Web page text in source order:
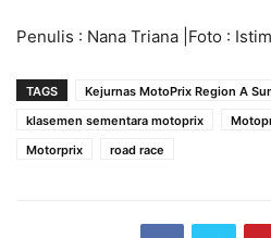
Penulis : Nana Triana |Foto :
TAGS
Kejurnas MotoPrix Region A
klasemen sementara motoprix
Motorprix
road race